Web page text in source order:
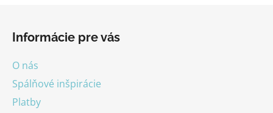
Informácie pre vás
O nás
Spálňové inšpirácie
Platby